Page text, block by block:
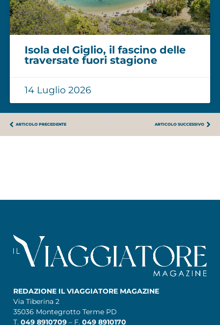
Isola del Giglio, il fascino delle
traversate fuori stagione
14 Luglio 2026
ARTICOLO PRECEDENTE ARTICOLO SUCCESSIVO
REDAZIONE IL VIAGGIATORE MAGAZINE
Via Tiberina 2
35036 Montegrotto Terme PD
T. 049 8910709 – F. 049 8910170